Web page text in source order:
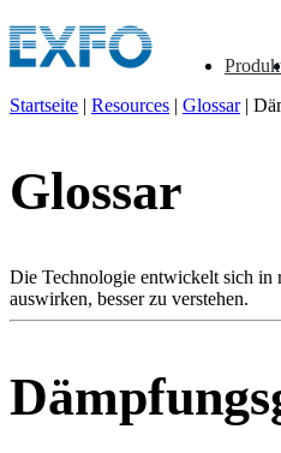
▼
Produkte
Lösungen
Kaufen
Ressourcen
Unternehmen
Startseite | Resources | Glossar |
Glossar
Die Technologie entwickelt sich in
auswirken, besser zu verstehen.